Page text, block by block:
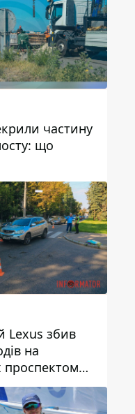
частину
що
Lexus збив
на
проспектом